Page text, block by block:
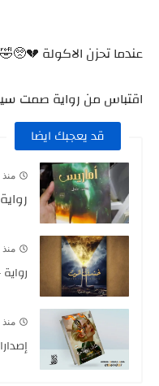
عندما تحزن الاكولة
اقتباس من رواية صمت
قد يعجبك ايضا
منذ
منذ
منذ